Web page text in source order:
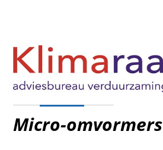
content
Micro-omvormers